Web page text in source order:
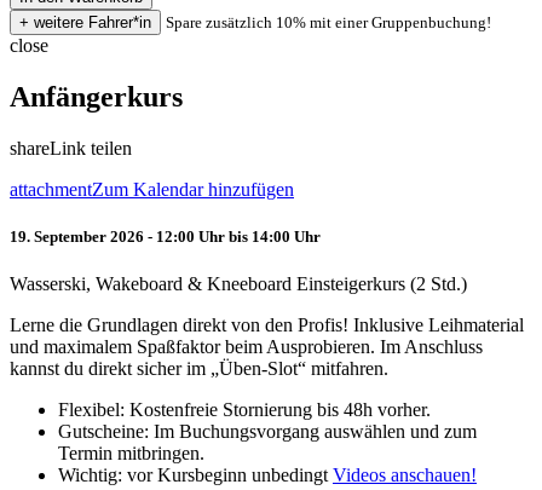
Spare zusätzlich 10% mit einer Gruppenbuchung!
close
Anfängerkurs
shareLink teilen
attachmentZum Kalendar hinzufügen
19. September 2026 - 12:00 Uhr bis 14:00 Uhr
Wasserski, Wakeboard & Kneeboard Einsteigerkurs (2 Std.)
Lerne die Grundlagen direkt von den Profis! Inklusive Leihmaterial
und maximalem Spaßfaktor beim Ausprobieren. Im Anschluss
kannst du direkt sicher im „Üben-Slot“ mitfahren.
Flexibel: Kostenfreie Stornierung bis 48h vorher.
Gutscheine: Im Buchungsvorgang auswählen und zum
Termin mitbringen.
Wichtig: vor Kursbeginn unbedingtVideos anschauen!